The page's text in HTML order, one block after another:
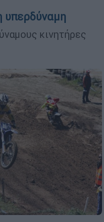
υπερδύναμη
κινητήρες